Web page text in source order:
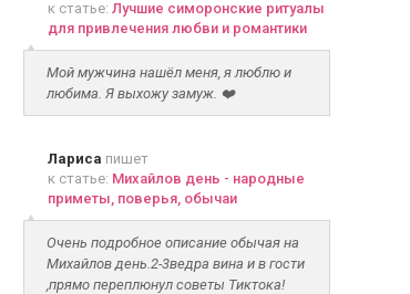
к статье: Лучшие симоронские ритуалы
для привлечения любви и романтики
Мой мужчина нашёл меня, я люблю и
любима. Я выхожу замуж. ❤️
Лариса пишет
к статье: Михайлов день - народные
приметы, поверья, обычаи
Очень подробное описание обычая на
Михайлов день.2-3ведра вина и в гости
,прямо переплюнул советы Тиктока!